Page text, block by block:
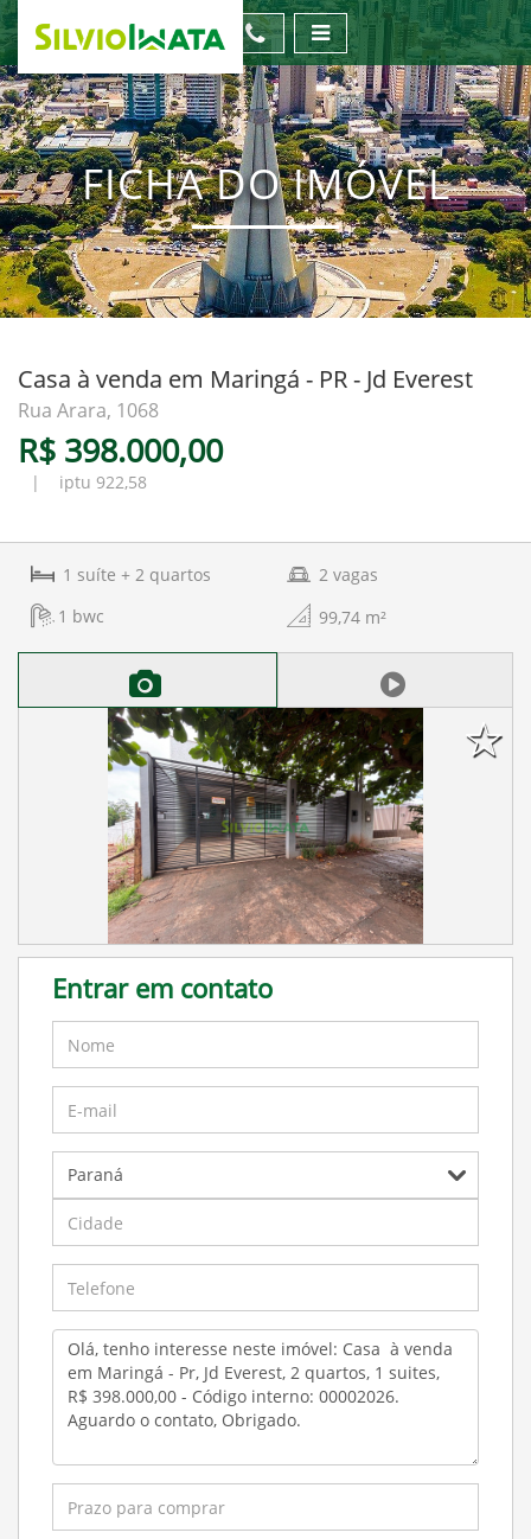
FICHA DO IMÓVEL
Casa à venda em Maringá - PR - Jd Everest
Rua Arara, 1068
R$ 398.000,00
| iptu 922,58
1 suíte + 2 quartos
1 bwc
2vagas
99,74 m²
Entrar em contato